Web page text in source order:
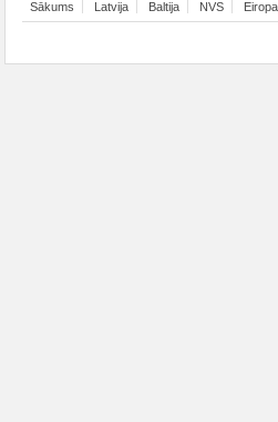
Sākums Latvija Baltija NVS Eiropa